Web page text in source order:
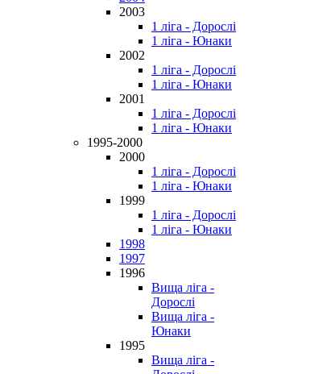
2003
1 ліга - Дорослі
1 ліга - Юнаки
2002
1 ліга - Дорослі
1 ліга - Юнаки
2001
1 ліга - Дорослі
1 ліга - Юнаки
1995-2000
2000
1 ліга - Дорослі
1 ліга - Юнаки
1999
1 ліга - Дорослі
1 ліга - Юнаки
1998
1997
1996
Вища ліга -
Дорослі
Вища ліга -
Юнаки
1995
Вища ліга -